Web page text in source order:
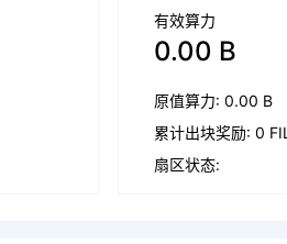
有效算力
0.00 B
原值算力: 0.00 B
累计出块奖励: 0 FIL
扇区状态: